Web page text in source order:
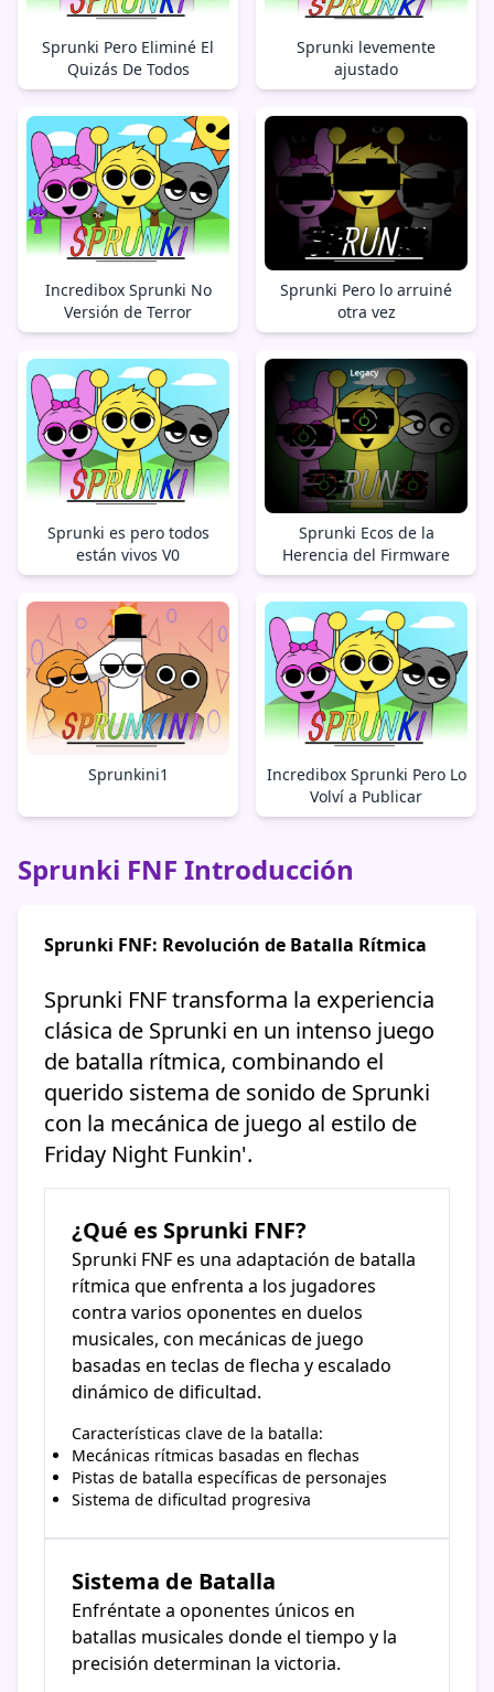
Sprunki Pero Eliminé El
Quizás De Todos
Sprunki levemente
ajustado
Incredibox Sprunki No
Versión de Terror
Sprunki Pero lo arruiné
otra vez
Sprunki es pero todos
están vivos V0
Sprunki Ecos de la
Herencia del Firmware
Sprunkini1
Incredibox Sprunki Pero Lo
Volví a Publicar
Sprunki FNF Introducción
Sprunki FNF: Revolución de Batalla Rítmica
Sprunki FNF transforma la experiencia
clásica de Sprunki en un intenso juego
de batalla rítmica, combinando el
querido sistema de sonido de Sprunki
con la mecánica de juego al estilo de
Friday Night Funkin'.
¿Qué es Sprunki FNF?
Sprunki FNF es una adaptación de batalla
rítmica que enfrenta a los jugadores
contra varios oponentes en duelos
musicales, con mecánicas de juego
basadas en teclas de flecha y escalado
dinámico de dificultad.
Características clave de la batalla:
Mecánicas rítmicas basadas en flechas
Pistas de batalla específicas de personajes
Sistema de dificultad progresiva
Sistema de Batalla
Enfréntate a oponentes únicos en
batallas musicales donde el tiempo y la
precisión determinan la victoria.